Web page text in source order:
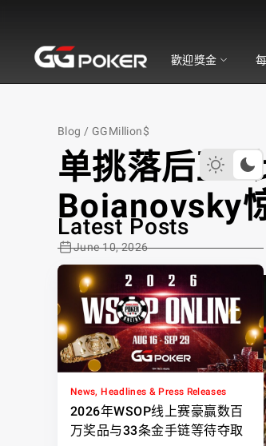
歡迎獎金
Blog / GGMillion$
单挑落后至4
Boianovsky
June 10, 2026
Latest Posts
News, Headlines & Press Releases
2026年WSOP线上赛豪赢数百
万奖品与33条金手链等待夺取